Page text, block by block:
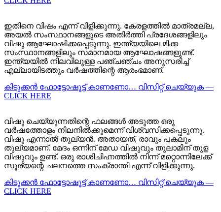
ഇതിനെ വിഷം എന്ന് വിളിക്കുന്നു. കേരളത്തിൽ മാത്രമല്ല,
അയൽ സംസ്ഥാനങ്ങളുടെ അതിർത്തി പ്രദേശങ്ങളിലും
വിഷു ആഘോഷിക്കപ്പെടുന്നു. ഇന്ത്യയിലെ മിക്ക
സംസ്ഥാനങ്ങളിലും സമാനമായ ആഘോഷങ്ങളുണ്ട്.
ഇന്ത്യയിൽ നിലവിലുള്ള പഞ്ചഞ്ചം അനുസരിച്ച്
എല്ലായിടത്തും വർഷത്തിന്റെ ആരംഭമാണ്.
കിടുക്കന്‍ ഫോട്ടോഷൂട്ട്‌ കാണണോ… വിസിറ്റ് ചെയ്യുക —
CLICK HERE
വിഷു ചെയ്യുന്നതിന്റെ ഫലങ്ങൾ അടുത്ത ഒരു
വർഷത്തോളം നിലനിൽക്കുമെന്ന് വിശ്വസിക്കപ്പെടുന്നു.
വിഷു എന്നാൽ തുല്യൻ. അതായത്, രാവും പകലും
തുല്യമാണ്. മേദം ഒന്നിന് മേഡ വിഷുവും തുലാമിന് തുള
വിഷുവും ഉണ്ട്. ഒരു രാശിചിഹ്നത്തിൽ നിന്ന് മറ്റൊന്നിലേക്ക്
സൂര്യന്റെ ചലനത്തെ സംക്രാന്തി എന്ന് വിളിക്കുന്നു.
കിടുക്കന്‍ ഫോട്ടോഷൂട്ട്‌ കാണണോ… വിസിറ്റ് ചെയ്യുക —
CLICK HERE